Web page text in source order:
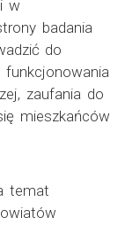
w
badania
do
funkcjonowania
zaufania do
mieszkańców
temat